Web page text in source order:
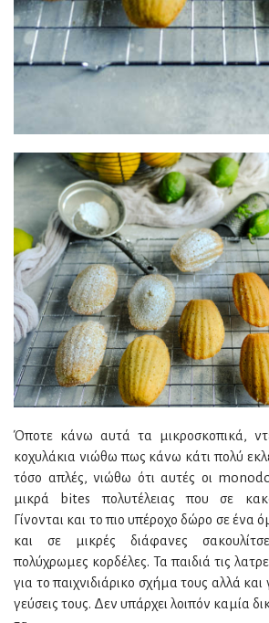
Όποτε κάνω αυτά τα μικροσκοπικά,
κοχυλάκια νιώθω πως κάνω κάτι πολύ
τόσο απλές, νιώθω ότι αυτές οι
μικρά bites πολυτέλειας που σε
Γίνονται και το πιο υπέροχο δώρο σε ένα
και σε μικρές διάφανες
πολύχρωμες κορδέλες. Τα παιδιά τις
για το παιχνιδιάρικο σχήμα τους αλλά και
γεύσεις τους. Δεν υπάρχει λοιπόν καμία